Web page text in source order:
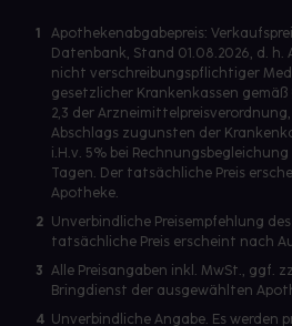
1
Apothekenabgabepreis:
Datenbank, Stand 01.08.2026, d. h.
nicht verschreibungspflichtiger
gesetzlicher Krankenkassen gemäß §
2,3 der
Abschlags zugunsten der
i.H.v. 5% bei
Tagen. Der tatsächliche Preis
Apotheke.
2 Unverbindliche Preisempfehlung
tatsächliche Preis erscheint nach
3 Alle Preisangaben inkl. MwSt., ggf.
Bringdienst der ausgewählten
4 Unverbindliche Angabe. Es werden